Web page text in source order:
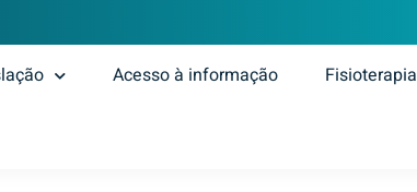
Acesso à informação Fisioterapia